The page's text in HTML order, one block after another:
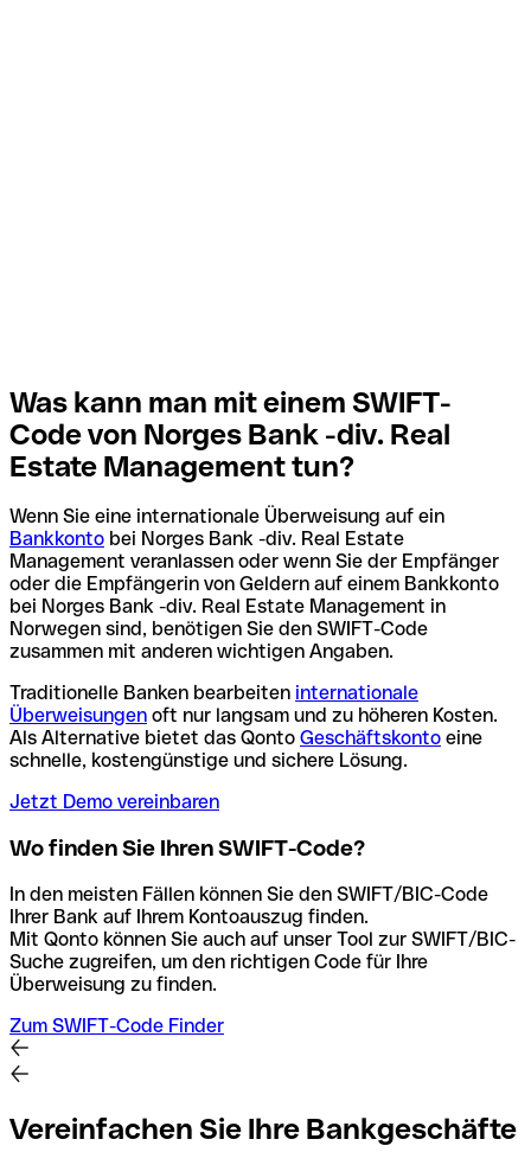
Was kann man mit einem SWIFT-
Code von Norges Bank -div. Real
Estate Management tun?
Wenn Sie eine internationale Überweisung auf ein
Bankkonto bei Norges Bank -div. Real Estate
Management veranlassen oder wenn Sie der Empfänger
oder die Empfängerin von Geldern auf einem Bankkonto
bei Norges Bank -div. Real Estate Management in
Norwegen sind, benötigen Sie den SWIFT-Code
zusammen mit anderen wichtigen Angaben.
Traditionelle Banken bearbeiten internationale
Überweisungen oft nur langsam und zu höheren Kosten.
Als Alternative bietet das Qonto Geschäftskonto eine
schnelle, kostengünstige und sichere Lösung.
Jetzt Demo vereinbaren
Wo finden Sie Ihren SWIFT-Code?
In den meisten Fällen können Sie den SWIFT/BIC-Code
Ihrer Bank auf Ihrem Kontoauszug finden.
Mit Qonto können Sie auch auf unser Tool zur SWIFT/BIC-
Suche zugreifen, um den richtigen Code für Ihre
Überweisung zu finden.
Zum SWIFT-Code Finder
Vereinfachen Sie Ihre Bankgeschäfte